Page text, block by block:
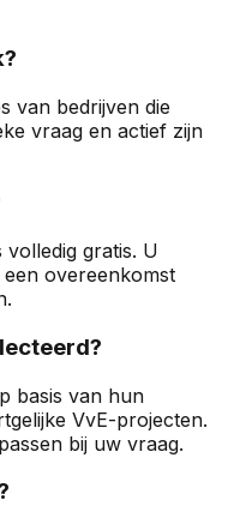
van bedrijven die
vraag en actief zijn
gratis. U
overeenkomst
basis van hun
VvE-projecten.
bij uw vraag.